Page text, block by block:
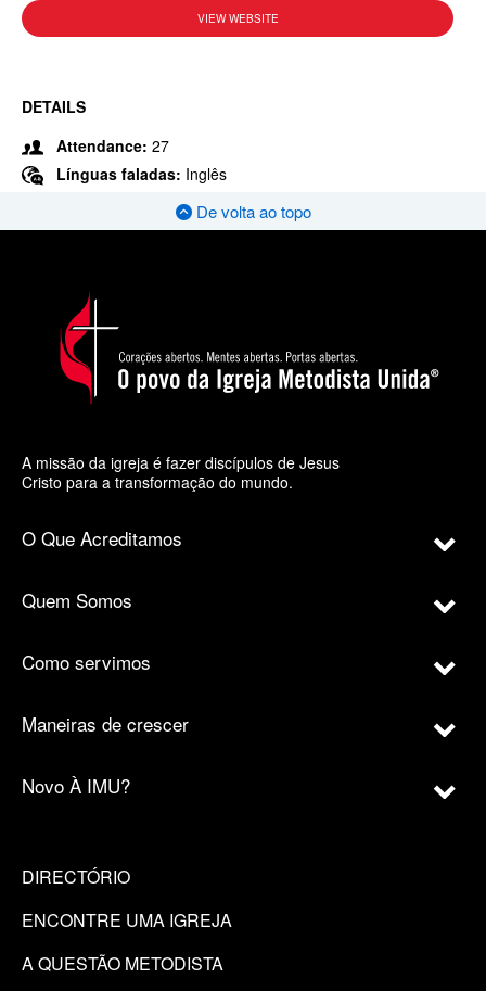
VIEW WEBSITE
DETAILS
Attendance: 27
Línguas faladas: Inglês
De volta ao topo
A missão da igreja é fazer discípulos de Jesus
Cristo para a transformação do mundo.
O Que Acreditamos
Quem Somos
Como servimos
Maneiras de crescer
Novo À IMU?
DIRECTÓRIO
ENCONTRE UMA IGREJA
A QUESTÃO METODISTA